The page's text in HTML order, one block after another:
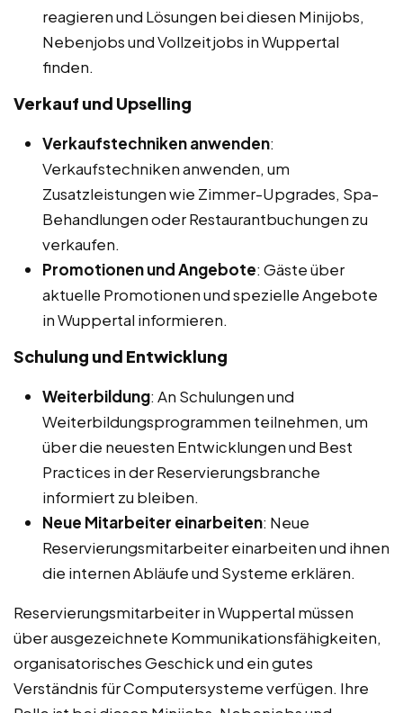
reagieren und Lösungen bei diesen Minijobs,
Nebenjobs und Vollzeitjobs in Wuppertal
finden.
Verkauf und Upselling
Verkaufstechniken anwenden:
Verkaufstechniken anwenden, um
Zusatzleistungen wie Zimmer-Upgrades, Spa-
Behandlungen oder Restaurantbuchungen zu
verkaufen.
Promotionen und Angebote: Gäste über
aktuelle Promotionen und spezielle Angebote
in Wuppertal informieren.
Schulung und Entwicklung
Weiterbildung: An Schulungen und
Weiterbildungsprogrammen teilnehmen, um
über die neuesten Entwicklungen und Best
Practices in der Reservierungsbranche
informiert zu bleiben.
Neue Mitarbeiter einarbeiten: Neue
Reservierungsmitarbeiter einarbeiten und ihnen
die internen Abläufe und Systeme erklären.
Reservierungsmitarbeiter in Wuppertal müssen
über ausgezeichnete Kommunikationsfähigkeiten,
organisatorisches Geschick und ein gutes
Verständnis für Computersysteme verfügen. Ihre